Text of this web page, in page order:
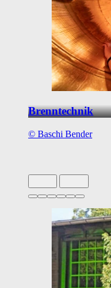
Brenntechnik
© Baschi Bender
Slide 1 von 6 aktiv